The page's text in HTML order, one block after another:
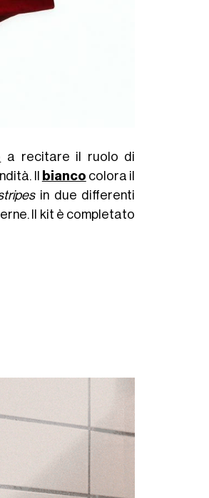
a recitare il ruolo di
Il
bianco colora il
in due differenti
Il kit è completato